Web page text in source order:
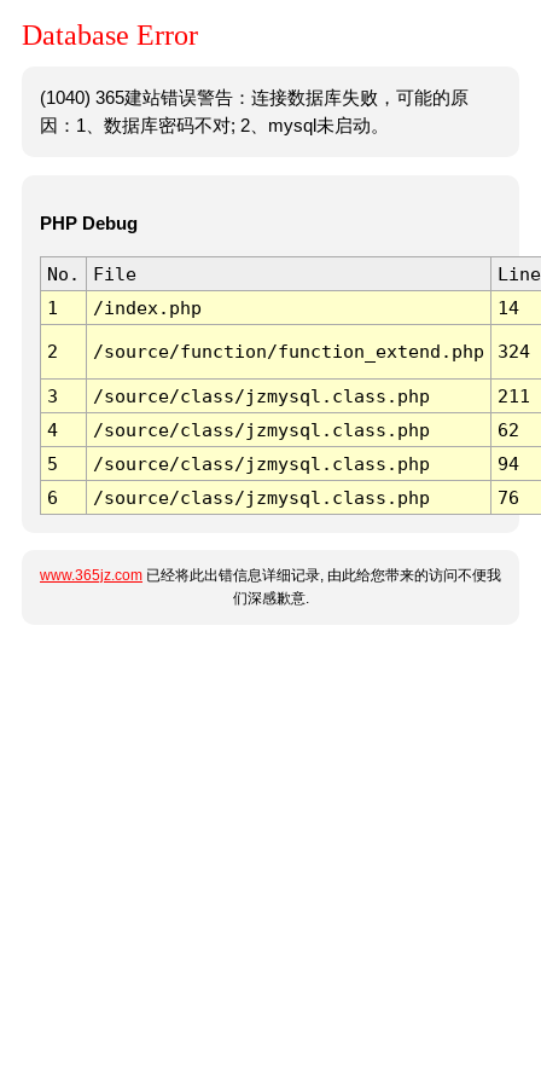
Database Error
(1040) 365建站错误警告：连接数据库失败，可能的原
因：1、数据库密码不对; 2、mysql未启动。
PHP Debug
No. File
Line
1
/index.php 14
2 /source/function/function_extend.php 324
3 /source/class/jzmysql.class.php
211
4
/source/class/jzmysql.class.php
62
5
/source/class/jzmysql.class.php
94
6
/source/class/jzmysql.class.php 76
www.365jz.com 已经将此出错信息详细记录, 由此给您带来的访问不便我
们深感歉意.